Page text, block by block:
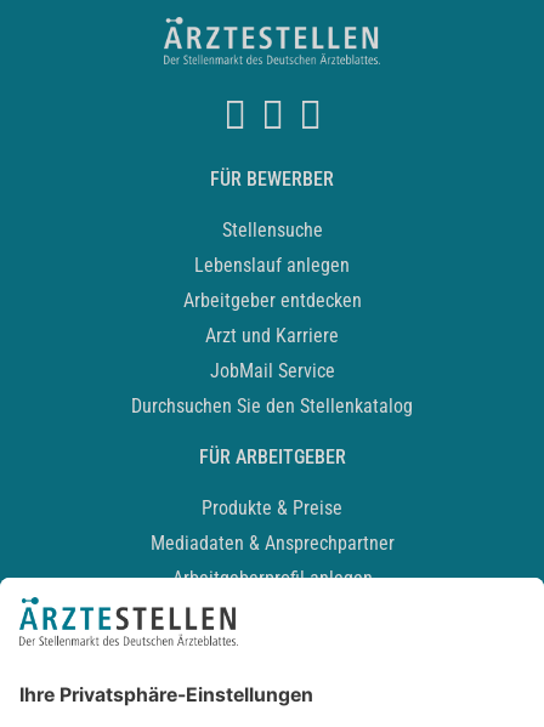
FÜR BEWERBER
Stellensuche
Lebenslauf anlegen
Arbeitgeber entdecken
Arzt und Karriere
JobMail Service
Durchsuchen Sie den Stellenkatalog
FÜR ARBEITGEBER
Produkte & Preise
Mediadaten & Ansprechpartner
Arbeitgeberprofil anlegen
Recruiting-Podcast